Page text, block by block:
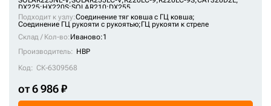
DX225;HX220S;SOLAR210;DX255
Подходит к узлу:Соединение тяг ковша с ГЦ ковша;
Соединение ГЦ рукояти с рукоятью;ГЦ рукояти к стреле
Склад / Кол-во:Иваново:1
Производитель: HBP
Код: СК-6309568
от 6 986 ₽
110-00252
111-0096
1110096
11210426
11210787